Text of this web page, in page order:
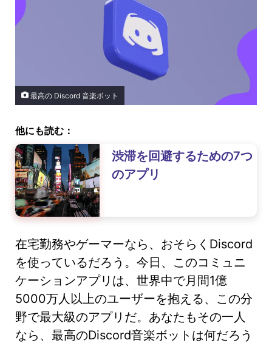
最高の Discord 音楽ボット
他にも読む：
渋滞を回避するための7つ
のアプリ
在宅勤務やゲーマーなら、おそらくDiscord
を使っているだろう。今日、このコミュニ
ケーションアプリは、世界中で月間1億
5000万人以上のユーザーを抱える、この分
野で最大級のアプリだ。あなたもその一人
なら、最高のDiscord音楽ボットは何だろう